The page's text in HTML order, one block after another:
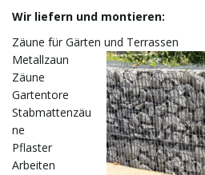
Wir liefern und montieren:
Zäune für Gärten und Terrassen
Metallzaun
Zäune
Gartentore
Stabmattenzäu
ne
Pflaster
Arbeiten